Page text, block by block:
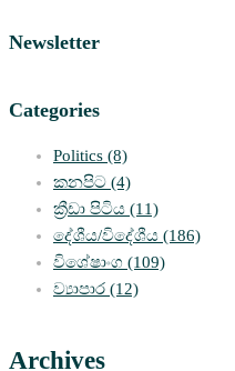
Newsletter
Categories
Politics (8)
කනපිට (4)
ක්‍රීඩා පිටිය (11)
දේශීය/විදේශීය (186)
විශේෂාංග (109)
ව්‍යාපාර (12)
Archives